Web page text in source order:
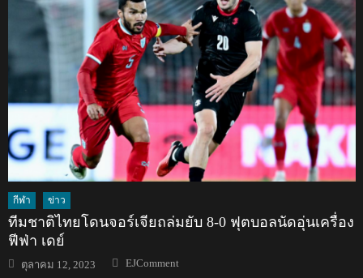
กีฬา ข่าว
ทีมชาติไทยโดนจอร์เจียถล่มยับ 8-0 ฟุตบอลนัดอุ่นเครื่อง
ฟีฟ่า เดย์
Posted
on
ตุลาคม 12, 2023 Author
EJComment